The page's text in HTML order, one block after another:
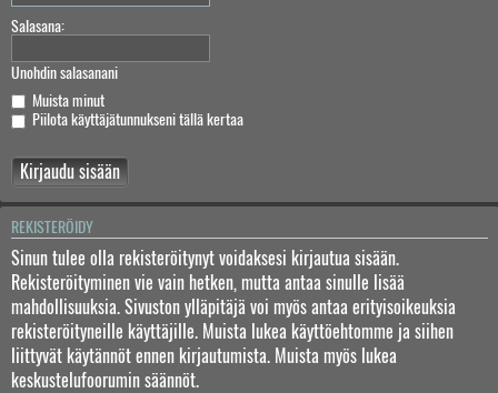
Salasana:
Unohdin salasanani
Muista minut
Piilota käyttäjätunnukseni tällä kertaa
REKISTERÖIDY
Sinun tulee olla rekisteröitynyt voidaksesi kirjautua sisään.
Rekisteröityminen vie vain hetken, mutta antaa sinulle lisää
mahdollisuuksia. Sivuston ylläpitäjä voi myös antaa erityisoikeuksia
rekisteröityneille käyttäjille. Muista lukea käyttöehtomme ja siihen
liittyvät käytännöt ennen kirjautumista. Muista myös lukea
keskustelufoorumin säännöt.